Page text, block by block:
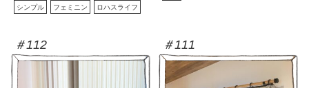
シンプル フェミニン ロハスライフ
＃112 ＃111